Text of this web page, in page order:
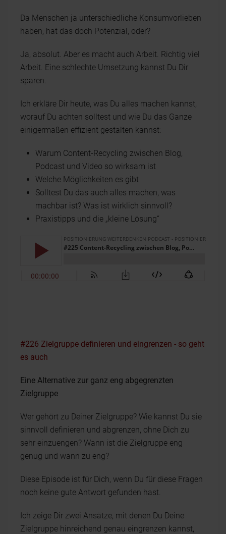
Da Menschen ja unterschiedliche Konsumvorlieben
haben, hat das doch Potenzial, oder?
Ja, absolut. Aber es macht auch Arbeit. Richtig viel
Arbeit. Eine schlechte Umsetzung kannst Du Dir
sparen.
Ich erkläre Dir heute, was Du alles machen kannst,
worauf Du achten solltest und wie Du das Ganze
einigermaßen effizient gestalten kannst:
Warum Content-Recycling zwischen Blog,
Podcast und Video so wirksam ist
Welche Möglichkeiten es gibt
Solltest Du das auch alles machen, was
machbar ist? Was ist wirklich sinnvoll?
Praxistipps und die „kleine Lösung“
#226 Zielgruppe definieren und eingrenzen - so geht
es auch
Eine Alternative zur ganz eng abgegrenzten
Zielgruppe
Wer gehört zu Deiner Zielgruppe? Wie kannst Du sie
sinnvoll definieren und abgrenzen, ohne Dich zu
sehr einzuengen? Wann ist die Zielgruppe eng
genug und wann zu eng?
Diese Episode ist für Dich, wenn Du für diese Fragen
noch keine gute Antwort gefunden hast.
Ich zeige Dir zwei Ansätze, mit denen Du Deine
Zielgruppe hinreichend genau eingrenzen kannst,